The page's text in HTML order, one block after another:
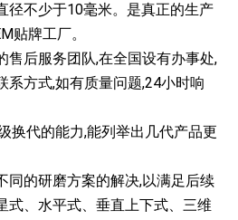
径不少于10毫米。是真正的生产
贴牌工厂。
售后服务团队,在全国设有办事处,
系方式,如有质量问题,24小时响
换代的能力,能列举出几代产品更
同的研磨方案的解决,以满足后续
式、水平式、垂直上下式、三维